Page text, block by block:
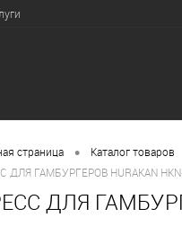
страница • Каталог товаров
ДЛЯ ГАМБУРГЕРОВ HURAKAN
ДЛЯ